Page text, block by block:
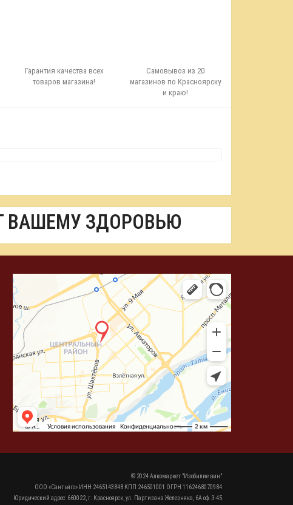
Гарантия качества всех
товаров магазина!
Самовывоз из 20
магазинов по Красноярску
и краю!
ВАШЕМУ ЗДОРОВЬЮ
© 2024 Алкомаркет "Изобилие вин"
ООО «Сантьяго» ИНН 2465143848 КПП 246501001 ОГРН 1162468070984
Юридический адрес: 660022, г. Красноярск, ул. Партизана Железняка, 6А оф. 3-45